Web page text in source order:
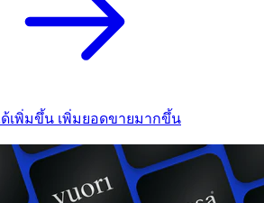
เพิ่มขึ้น เพิ่มยอดขายมากขึ้น